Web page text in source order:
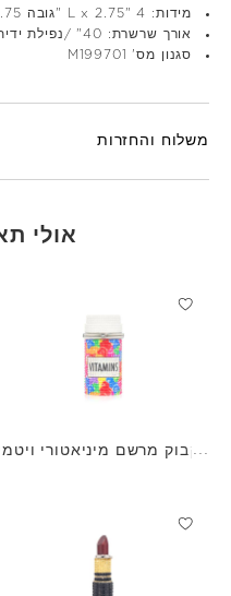
מידות: 4 "L x 2.75 "גובה x .75" ד
אורך שרשרת: 40" /נפילת ידית 19"
סגנון מס' M199701
משלוח והחזרות
אולי
בקבוק מרשם מיניאטורי